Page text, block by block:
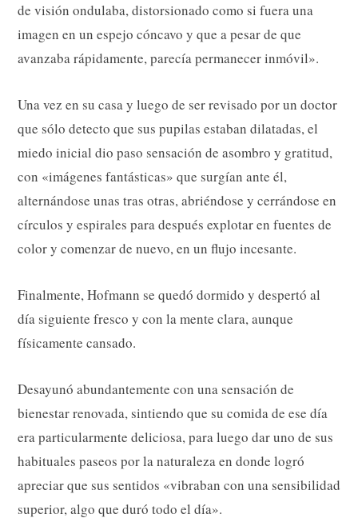
de visión ondulaba, distorsionado como si fuera una
imagen en un espejo cóncavo y que a pesar de que
avanzaba rápidamente, parecía permanecer inmóvil».
Una vez en su casa y luego de ser revisado por un doctor
que sólo detecto que sus pupilas estaban dilatadas, el
miedo inicial dio paso sensación de asombro y gratitud,
con «imágenes fantásticas» que surgían ante él,
alternándose unas tras otras, abriéndose y cerrándose en
círculos y espirales para después explotar en fuentes de
color y comenzar de nuevo, en un flujo incesante.
Finalmente, Hofmann se quedó dormido y despertó al
día siguiente fresco y con la mente clara, aunque
físicamente cansado.
Desayunó abundantemente con una sensación de
bienestar renovada, sintiendo que su comida de ese día
era particularmente deliciosa, para luego dar uno de sus
habituales paseos por la naturaleza en donde logró
apreciar que sus sentidos «vibraban con una sensibilidad
superior, algo que duró todo el día».